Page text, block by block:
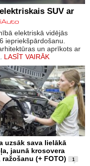
SUV ar
elektriskā vidējās
iepriekšpārdošanu.
un aprīkots ar
LASĪT VAIRĀK
uzsāk sava lielākā
jaunā krosovera
ražošanu (+ FOTO)
1